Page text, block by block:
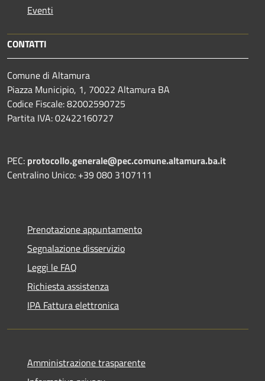
Eventi
CONTATTI
Comune di Altamura
Piazza Municipio, 1, 70022 Altamura BA
Codice Fiscale: 82002590725
Partita IVA: 02422160727
PEC: protocollo.generale@pec.comune.altamura.ba.it
Centralino Unico: +39 080 3107111
Prenotazione appuntamento
Segnalazione disservizio
Leggi le FAQ
Richiesta assistenza
IPA Fattura elettronica
Amministrazione trasparente